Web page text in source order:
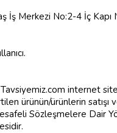
İş Merkezi No:2-4 İç
Tavsiyemiz.com internet
ürünün/ürünlerin satışı
Sözleşmelere Dair